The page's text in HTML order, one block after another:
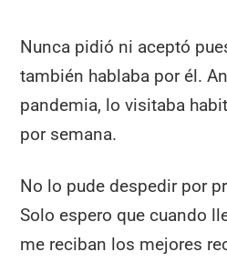
Nunca pidió ni aceptó
también hablaba por él.
pandemia, lo visitaba
por semana.
No lo pude despedir por
Solo espero que cuando
me reciban los mejores